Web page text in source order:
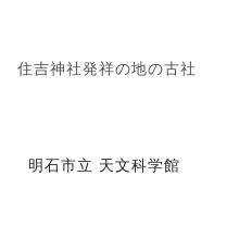
住吉神社発祥の地の古社
明石市立 天文科学館